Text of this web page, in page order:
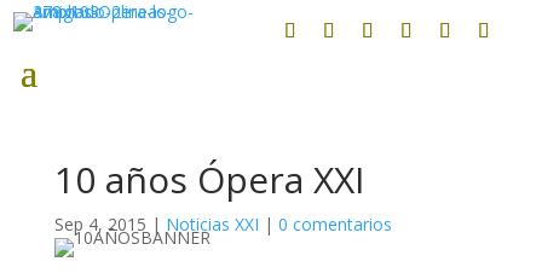
10 años Ópera XXI
Sep 4, 2015 | Noticias XXI | 0 comentarios